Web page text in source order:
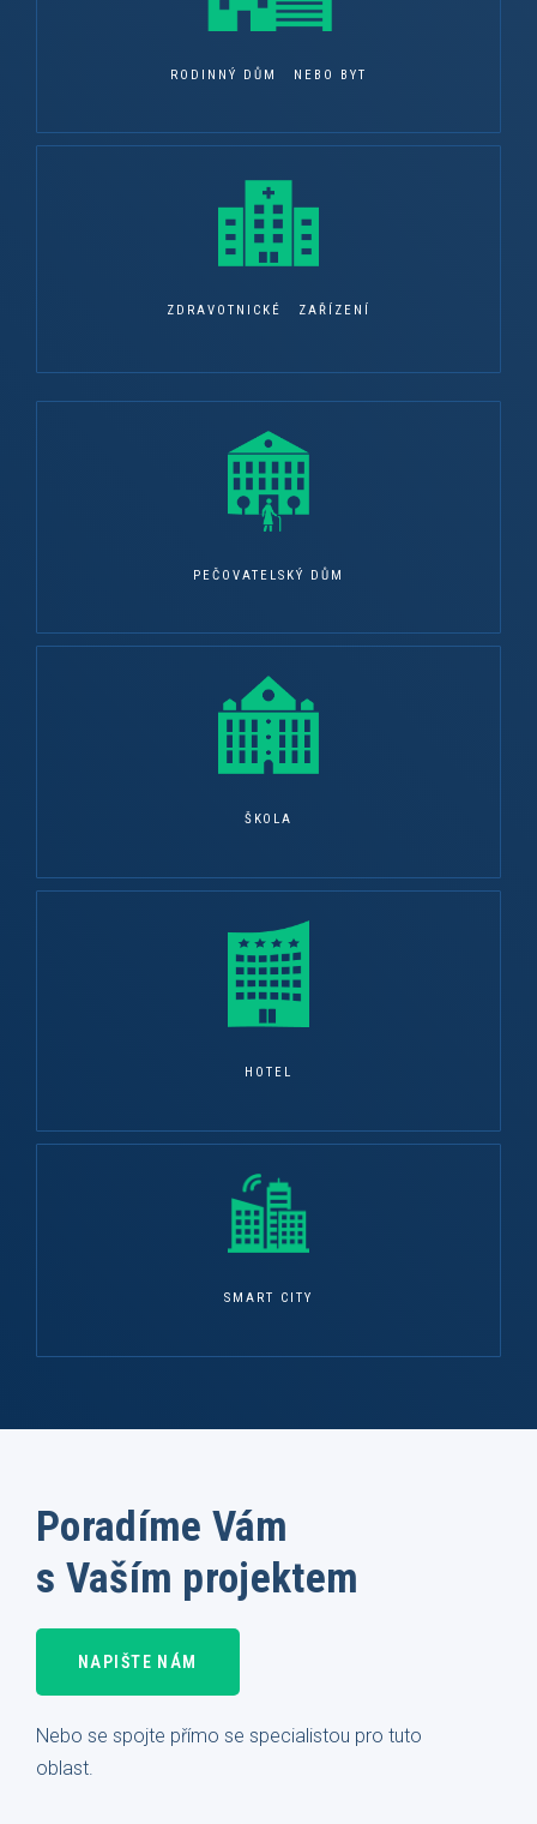
RODINNÝ DŮM NEBO BYT
ZDRAVOTNICKÉ ZAŘÍZENÍ
PEČOVATELSKÝ DŮM
ŠKOLA
HOTEL
SMART CITY
Poradíme Vám
s Vaším projektem
NAPIŠTE NÁM
Nebo se spojte přímo se specialistou pro tuto
oblast.